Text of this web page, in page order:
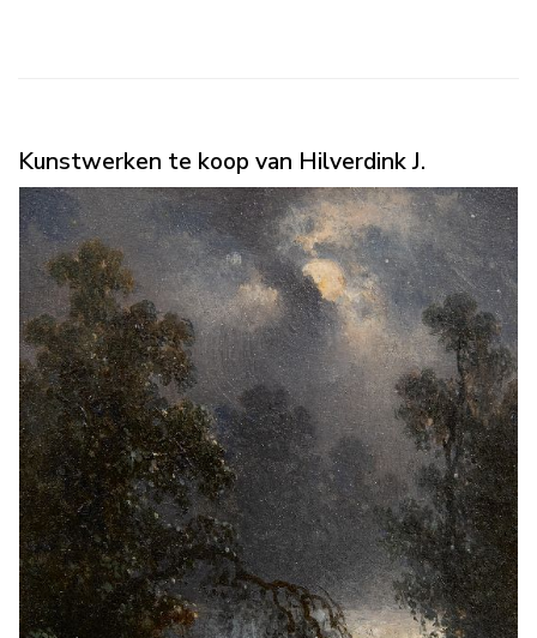
Kunstwerken te koop van Hilverdink J.